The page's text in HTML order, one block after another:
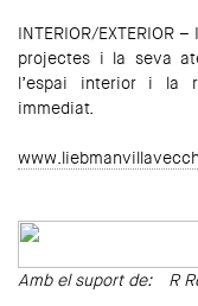
INTERIOR/EXTERIOR
projectes i la seva
l’espai interior i la
immediat.
Amb el suport de: R